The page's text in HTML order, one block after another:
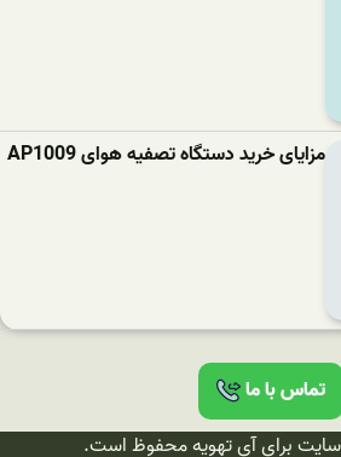
مزایای خرید دستگاه تصفیه هوای AP1009
تماس با ما
برای آی تهویه محفوظ است.